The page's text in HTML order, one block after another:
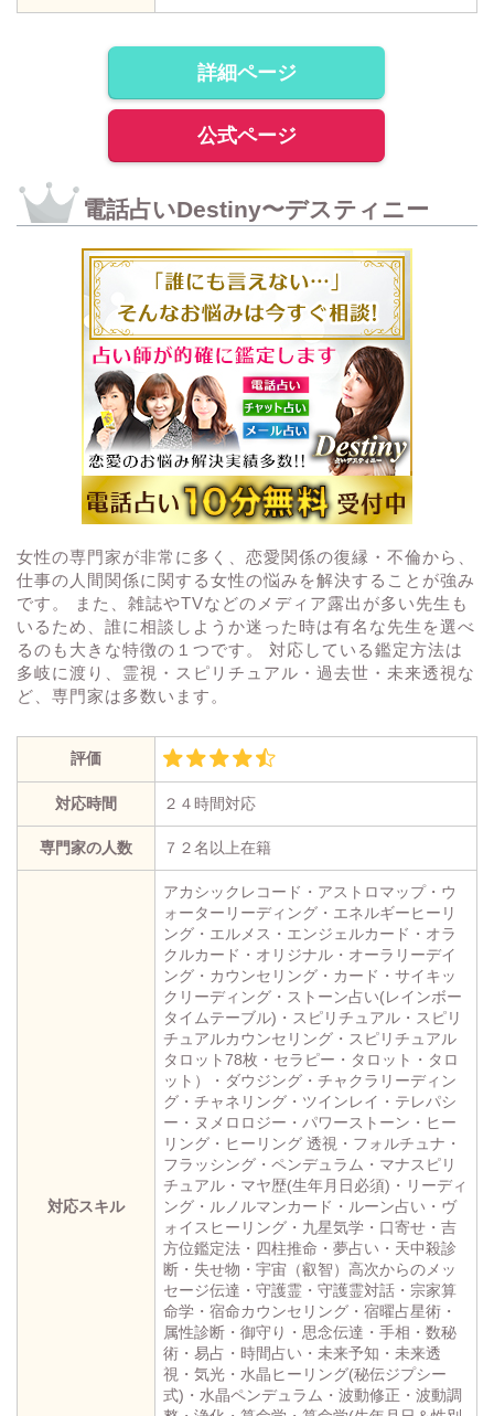
詳細ページ
公式ページ
電話占いDestiny〜デスティニー
女性の専門家が非常に多く、恋愛関係の復縁・不倫から、
仕事の人間関係に関する女性の悩みを解決することが強み
です。 また、雑誌やTVなどのメディア露出が多い先生も
いるため、誰に相談しようか迷った時は有名な先生を選べ
るのも大きな特徴の１つです。 対応している鑑定方法は
多岐に渡り、霊視・スピリチュアル・過去世・未来透視な
ど、専門家は多数います。
評価
対応時間 ２４時間対応
専門家の人数 ７２名以上在籍
対応スキル
アカシックレコード・アストロマップ・ウ
ォーターリーディング・エネルギーヒーリ
ング・エルメス・エンジェルカード・オラ
クルカード・オリジナル・オーラリーデイ
ング・カウンセリング・カード・サイキッ
クリーディング・ストーン占い(レインボー
タイムテーブル)・スピリチュアル・スピリ
チュアルカウンセリング・スピリチュアル
タロット78枚・セラピー・タロット・タロ
ット）・ダウジング・チャクラリーディン
グ・チャネリング・ツインレイ・テレパシ
ー・ヌメロロジー・パワーストーン・ヒー
リング・ヒーリング 透視・フォルチュナ・
フラッシング・ペンデュラム・マナスピリ
チュアル・マヤ歴(生年月日必須)・リーディ
ング・ルノルマンカード・ルーン占い・ヴ
ォイスヒーリング・九星気学・口寄せ・吉
方位鑑定法・四柱推命・夢占い・天中殺診
断・失せ物・宇宙（叡智）高次からのメッ
セージ伝達・守護霊・守護霊対話・宗家算
命学・宿命カウンセリング・宿曜占星術・
属性診断・御守り・思念伝達・手相・数秘
術・易占・時間占い・未来予知・未来透
視・気光・水晶ヒーリング(秘伝ジプシー
式)・水晶ペンデュラム・波動修正・波動調